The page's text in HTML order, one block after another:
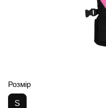
Розмір
S